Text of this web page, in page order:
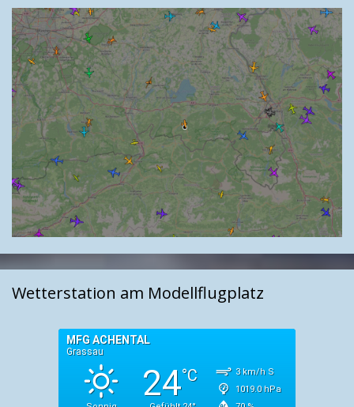
Wetterstation am Modellflugplatz